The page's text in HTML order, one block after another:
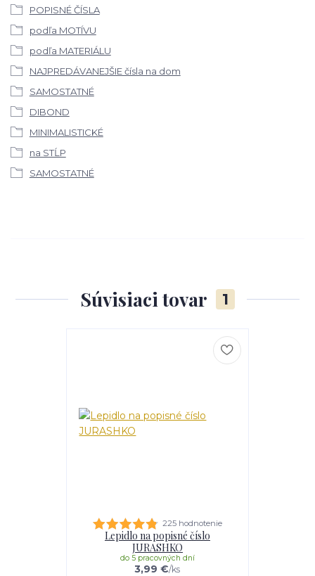
POPISNÉ ČÍSLA
podľa MOTÍVU
podľa MATERIÁLU
NAJPREDÁVANEJŠIE čísla na dom
SAMOSTATNÉ
DIBOND
MINIMALISTICKÉ
na STĹP
SAMOSTATNÉ
Súvisiaci tovar 1
225 hodnotenie
Lepidlo na popisné číslo
JURASHKO
3,99 €/ks
do 5 pracovných dní